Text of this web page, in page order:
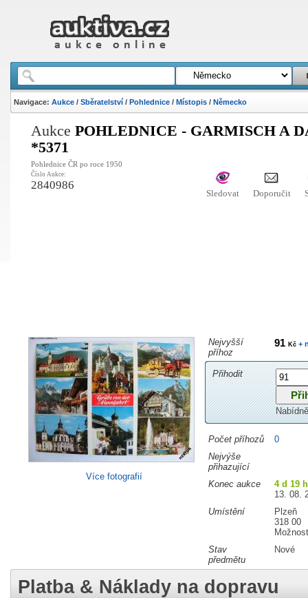
Navigace: Aukce/ Sběratelství/ Pohlednice/ Místopis/ Německo
Aukce POHLEDNICE - GARMISCH A
*5371
Pohlednice ČR po roce 1950
Číslo Aukce:
2840986
Sledovat Doporučit
Více fotografií
Nejvyšší
příhoz
91 Kč+
Přihodit
Počet příhozů
0
Nejvýše
přihazující
Konec aukce
4 d 19
13. 08.
Umístění
Plzeň
318 00
Stav
předmětu
Nové
Platba & Náklady na dopravu